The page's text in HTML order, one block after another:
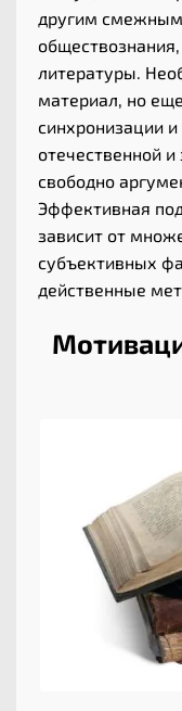
другим
литературы.
материал, но
синхронизации
отечественной
свободно
Эффективная
зависит от
субъективных
действенные